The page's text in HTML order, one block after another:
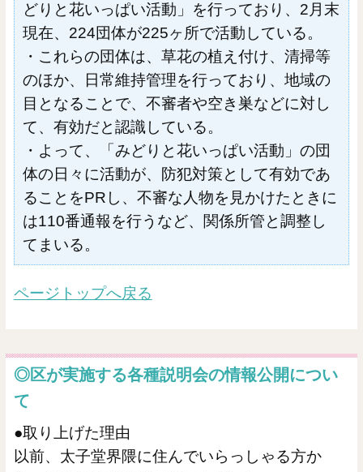
どりと花いっぱい活動」を行っており、2月末
現在、224団体が225ヶ所で活動している。
・これらの団体は、草花の植え付け、清掃等
のほか、日常維持管理を行っており、地域の
目となることで、不審者や空き巣などに対し
て、有効だと認識している。
・よって、「みどりと花いっぱい活動」の団
体の日々に活動が、防犯対策として有効であ
ることをPRし、不審な人物を見かけたときに
は110番通報を行うなど、関係所管と調整し
てまいる。
ページトップへ戻る
◎区が実施する各種説明会の情報公開につい
て
●取り上げた理由
以前、太子堂界隈に住んでいらっしゃる方か